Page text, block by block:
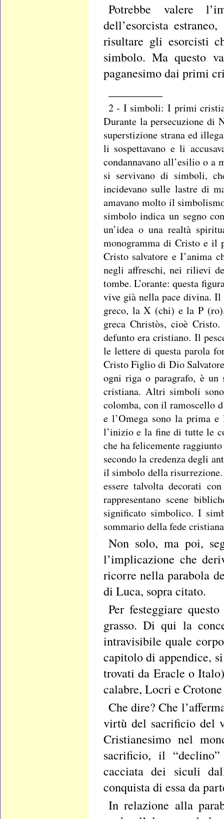
Potrebbe valere
dell’esorcista
risultare gli esorcisti
simbolo. Ma questo
paganesimo dai primi
2 - I simboli: I primi
Durante la persecuzione di
superstizione strana ed
li sospettavano e li
condannavano all’esilio o a
si servivano di simboli,
incidevano sulle lastre di
amavano molto il
simbolo indica un segno
un’idea o una realtà
monogramma di Cristo e il
Cristo salvatore e I’anima
negli affreschi, nei rilievi
tombe. L’orante: questa
vive già nella pace divina. Il
greco, la X (chi) e la P
greca Christòs, cioè
defunto era cristiano. Il
le lettere di questa parola
Cristo Figlio di Dio
ogni riga o paragrafo, è un
cristiana. Altri simboli
colomba, con il ramoscello
e l’Omega sono la prima
l’inizio e la fine di tutte le
che ha felicemente
secondo la credenza degli
il simbolo della
essere talvolta decorati
rappresentano scene
significato simbolico. I
sommario della fede
Non solo, ma poi,
l’implicazione che
ricorre nella parabola
di Luca, sopra citato.
Per festeggiare
grasso. Di qui la
intravisibile quale
capitolo di appendice,
trovati da Eracle o
calabre, Locri e
Che dire? Che
virtù del sacrificio del
Cristianesimo nel
sacrificio, il
cacciata dei siculi
conquista di essa da
In relazione alla